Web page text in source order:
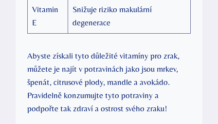
Vitamin
E
Snižuje riziko makulární
degenerace
Abyste získali tyto důležité vitamíny pro zrak,
můžete je najít v potravinách jako jsou mrkev,
špenát, citrusové plody, mandle a avokádo.
Pravidelně konzumujte tyto potraviny a
podpořte tak zdraví a ostrost svého zraku!